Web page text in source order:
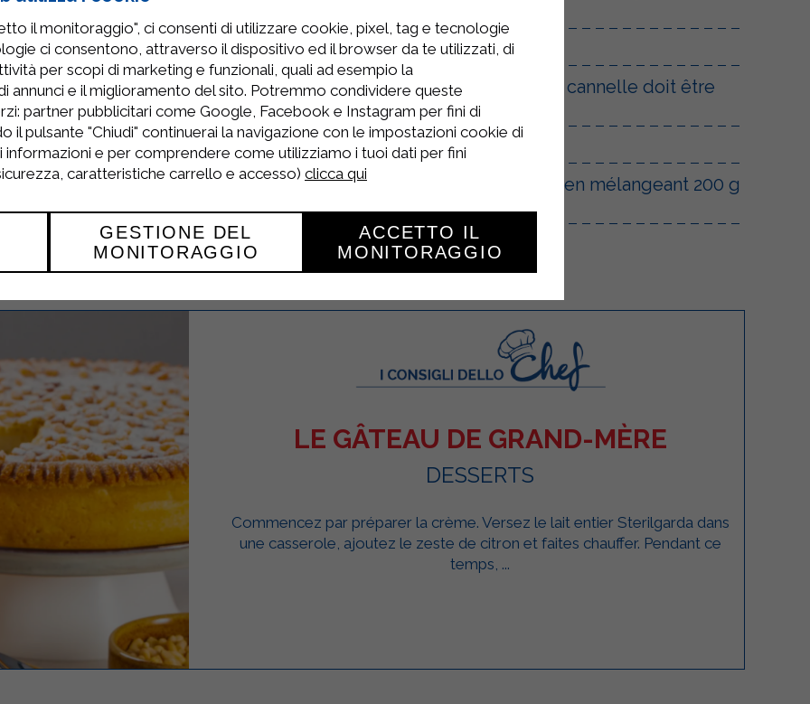
le en tranches assez épaisses.
des autres, sur une plaque à pâtisserie graissée. La spirale de cannelle doit être
lever encore 30 minutes.
minutes, puis décorer le tout avec un glaçage au sucre préparé en mélangeant 200 g
à soupe d'eau.
LE GÂTEAU DE GRAND-MÈRE
DESSERTS
Commencez par préparer la crème. Versez le lait entier Sterilgarda dans
une casserole, ajoutez le zeste de citron et faites chauffer. Pendant ce
temps, ...
il monitoraggio", ci consenti di utilizzare cookie, pixel, tag e tecnologie
ci consentono, attraverso il dispositivo ed il browser da te utilizzati, di
per scopi di marketing e funzionali, quali ad esempio la
annunci e il miglioramento del sito. Potremmo condividere queste
partner pubblicitari come Google, Facebook e Instagram per fini di
il pulsante "Chiudi" continuerai la navigazione con le impostazioni cookie di
informazioni e per comprendere come utilizziamo i tuoi dati per fini
caratteristiche carrello e accesso) clicca qui
GESTIONE DEL
MONITORAGGIO
ACCETTO IL
MONITORAGGIO